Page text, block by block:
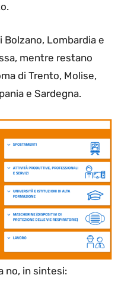
Lombardia e
mentre restano
di Trento, Molise,
e Sardegna.
no, in sintesi: